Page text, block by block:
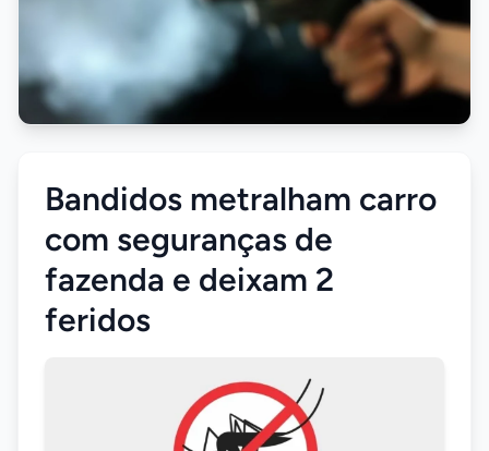
Bandidos metralham carro
com seguranças de
fazenda e deixam 2
feridos